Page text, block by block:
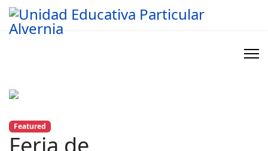
Featured